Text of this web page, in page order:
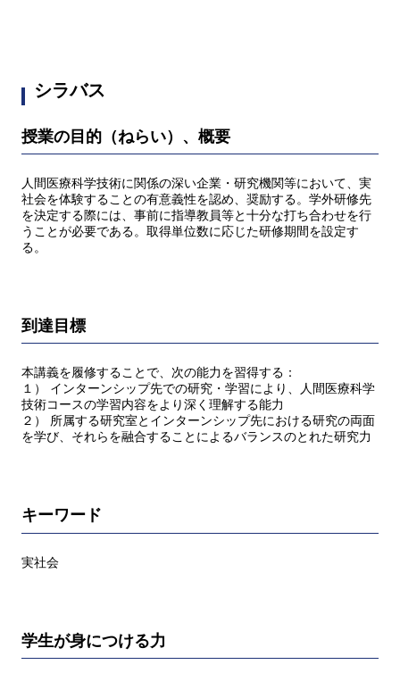
シラバス
授業の目的（ねらい）、概要
人間医療科学技術に関係の深い企業・研究機関等において、実
社会を体験することの有意義性を認め、奨励する。学外研修先
を決定する際には、事前に指導教員等と十分な打ち合わせを行
うことが必要である。取得単位数に応じた研修期間を設定す
る。
到達目標
本講義を履修することで、次の能力を習得する：
１） インターンシップ先での研究・学習により、人間医療科学
技術コースの学習内容をより深く理解する能力
２） 所属する研究室とインターンシップ先における研究の両面
を学び、それらを融合することによるバランスのとれた研究力
キーワード
実社会
学生が身につける力